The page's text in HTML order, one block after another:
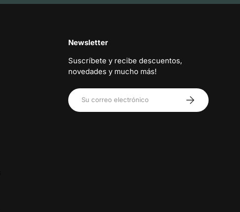
Newsletter
Suscríbete y recibe descuentos,
novedades y mucho más!
Correo electrónico
Suscribirse